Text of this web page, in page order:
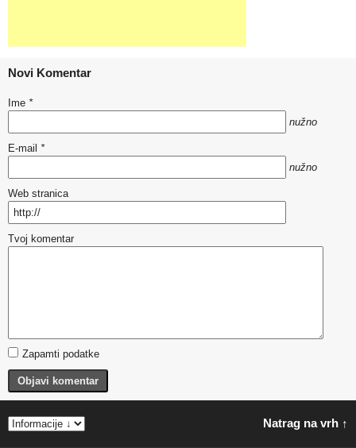
Novi Komentar
Ime *
nužno
E-mail *
nužno
Web stranica
Tvoj komentar
Zapamti podatke
Objavi komentar
Natrag na vrh ↑